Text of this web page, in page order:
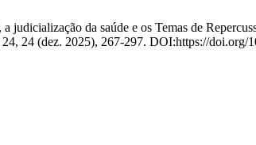
da saúde e os Temas de
24, 24 (dez. 2025), 267-297. DOI:https://doi.org/